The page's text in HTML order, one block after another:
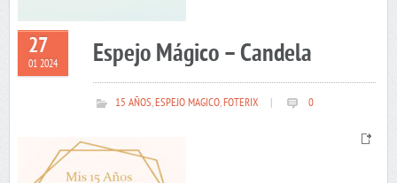
27
01 2024 Espejo Mágico – Candela
15 AÑOS,ESPEJO MAGICO,FOTERIX 0